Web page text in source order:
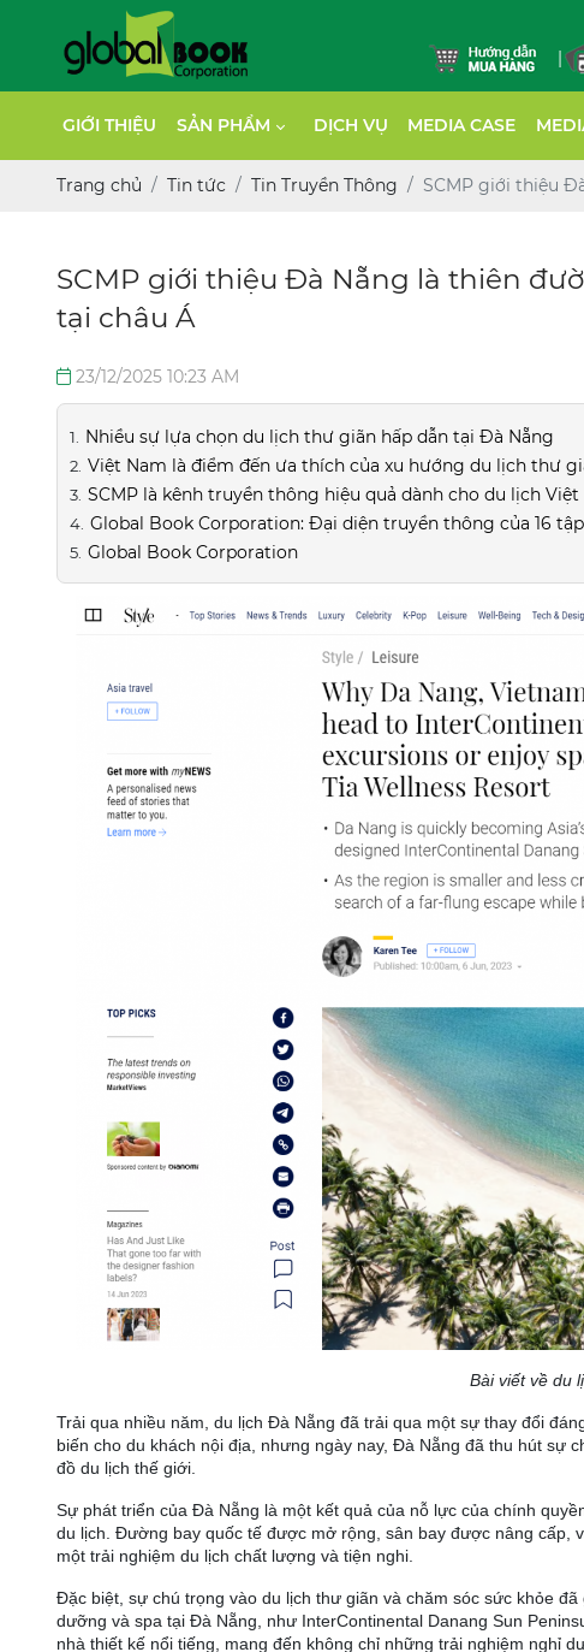
|
GIỚI THIỆU SẢN PHẨM DỊCH VỤ MEDIA CASE
Trang chủ Tin tức Tin Truyền Thông SCMP giới thiệu
SCMP giới thiệu Đà Nẵng là thiên
tại châu Á
23/12/2025 10:23 AM
Nhiều sự lựa chọn du lịch thư giãn hấp dẫn tại Đà Nẵng
Việt Nam là điểm đến ưa thích của xu hướng du lịch thư
SCMP là kênh truyền thông hiệu quả dành cho du lịch Việt
Global Book Corporation: Đại diện truyền thông của 16
Global Book Corporation
Bài viết về du
Trải qua nhiều năm, du lịch Đà Nẵng đã trải qua một sự thay đổi
biến cho du khách nội địa, nhưng ngày nay, Đà Nẵng đã thu hút sự
đồ du lịch thế giới.
Sự phát triển của Đà Nẵng là một kết quả của nỗ lực của chính
du lịch. Đường bay quốc tế được mở rộng, sân bay được nâng cấp,
một trải nghiệm du lịch chất lượng và tiện nghi.
Đặc biệt, sự chú trọng vào du lịch thư giãn và chăm sóc sức khỏe
dưỡng và spa tại Đà Nẵng, như InterContinental Danang Sun
nhà thiết kế nổi tiếng, mang đến không chỉ những trải nghiệm nghỉ